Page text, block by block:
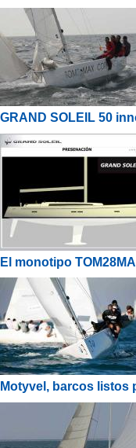
GRAND SOLEIL 50
El monotipo
Motyvel, barcos listos